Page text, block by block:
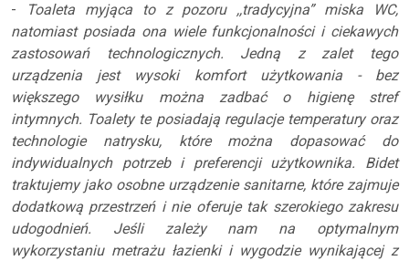
-
Toaleta myjąca to z pozoru ,,tradycyjna” miska WC,
natomiast posiada ona wiele funkcjonalności i ciekawych
zastosowań technologicznych. Jedną z zalet tego
urządzenia jest wysoki komfort użytkowania - bez
większego wysiłku można zadbać o higienę stref
intymnych. Toalety te posiadają regulacje temperatury oraz
technologie natrysku, które można dopasować do
indywidualnych potrzeb i preferencji użytkownika. Bidet
traktujemy jako osobne urządzenie sanitarne, które zajmuje
dodatkową przestrzeń i nie oferuje tak szerokiego zakresu
udogodnień. Jeśli zależy nam na optymalnym
wykorzystaniu metrażu łazienki i wygodzie wynikającej z